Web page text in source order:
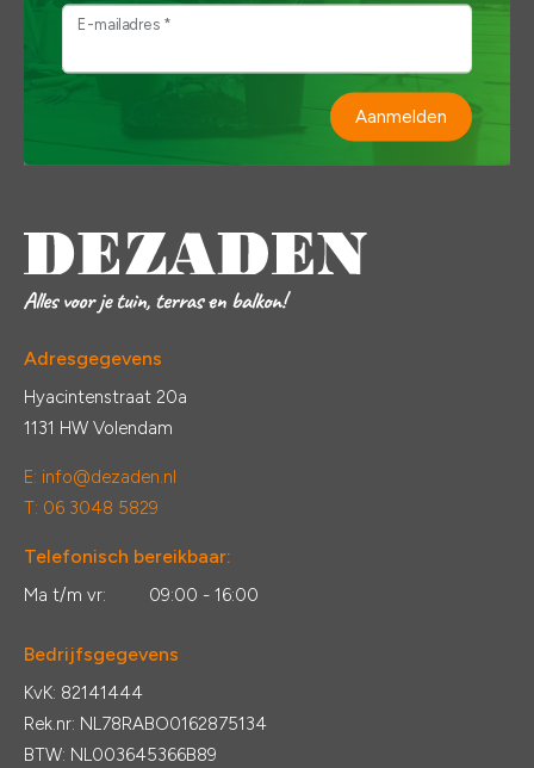
E-mailadres *
Aanmelden
Adresgegevens
Hyacintenstraat 20a
1131 HW Volendam
E: info@dezaden.nl
T: 06 3048 5829
Telefonisch bereikbaar:
Ma t/m vr: 09:00 - 16:00
Bedrijfsgegevens
KvK: 82141444
Rek.nr: NL78RABO0162875134
BTW: NL003645366B89